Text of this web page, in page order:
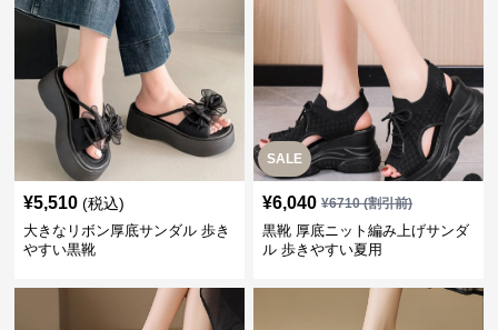
¥5,510 (税込)
大きなリボン厚底サンダル 歩き
やすい黒靴
SALE
¥6,040 ¥6710(割引前)
黒靴 厚底ニット編み上げサンダ
ル 歩きやすい夏用